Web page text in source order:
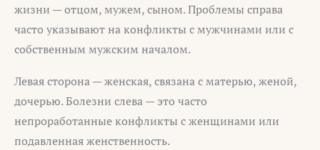
жизни — отцом, мужем, сыном. Проблемы справа
часто указывают на конфликты с мужчинами или с
собственным мужским началом.
Левая сторона — женская, связана с матерью, женой,
дочерью. Болезни слева — это часто
непроработанные конфликты с женщинами или
подавленная женственность.